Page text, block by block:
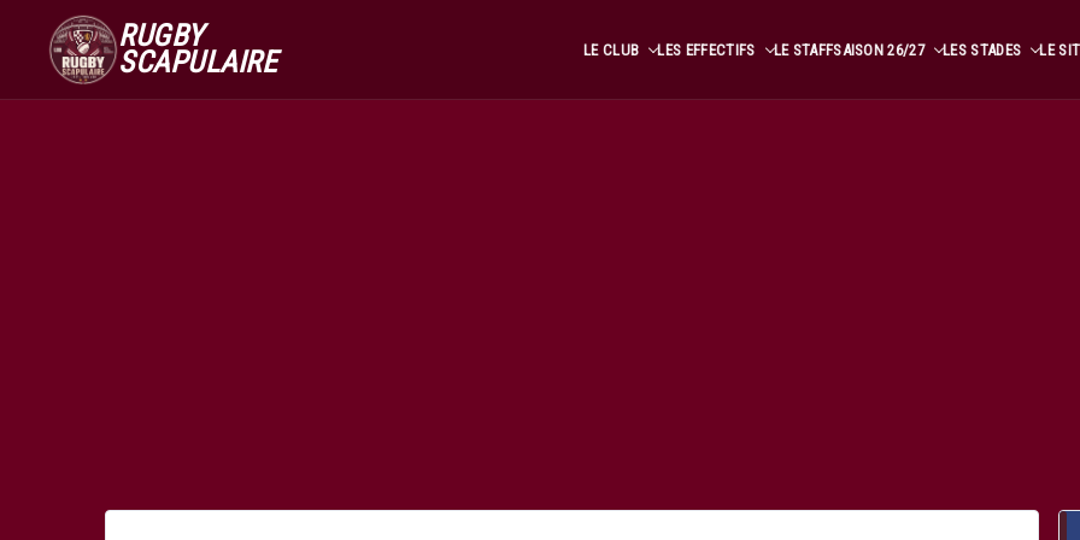
RUGBY
SCAPULAIRE LE CLUB LES EFFECTIFS LE STAFFSAISON 26/27 LES STADES LE